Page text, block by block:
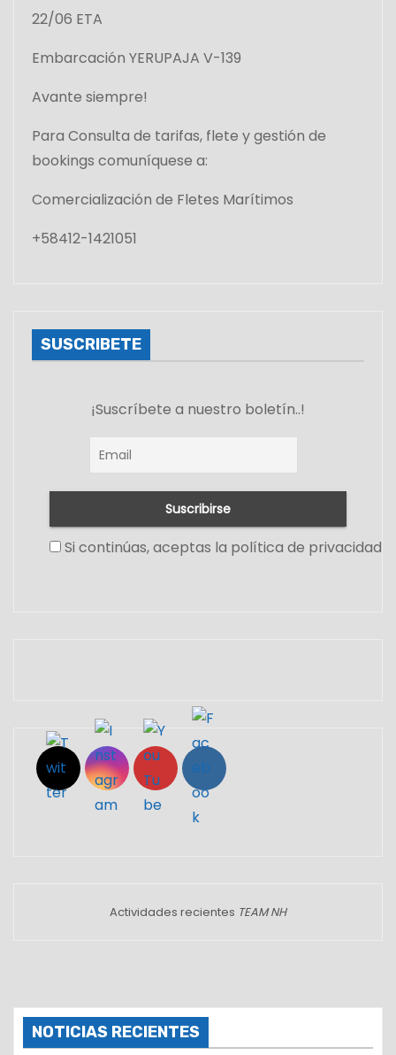
22/06 ETA
Embarcación YERUPAJA V-139
Avante siempre!
Para Consulta de tarifas, flete y gestión de
bookings comuníquese a:
Comercialización de Fletes Marítimos
+58412-1421051
SUSCRIBETE
¡Suscríbete a nuestro boletín..!
Si continúas, aceptas la política de privacidad
Actividades recientes TEAM NH
NOTICIAS RECIENTES